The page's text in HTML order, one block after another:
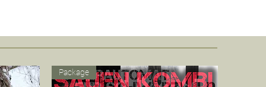
Package